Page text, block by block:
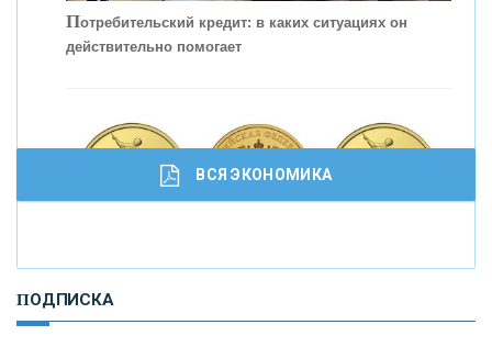
кредитовании бизнеса - «Интервью»
Потребительский кредит: в каких ситуациях он
действительно помогает
И
сохранения и увеличения капитала
ВСЯ ЭКОНОМИКА
ПОДПИСКА